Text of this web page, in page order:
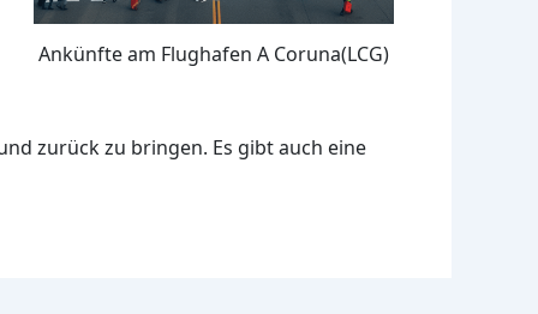
Ankünfte am Flughafen A Coruna(LCG)
zurück zu bringen. Es gibt auch eine